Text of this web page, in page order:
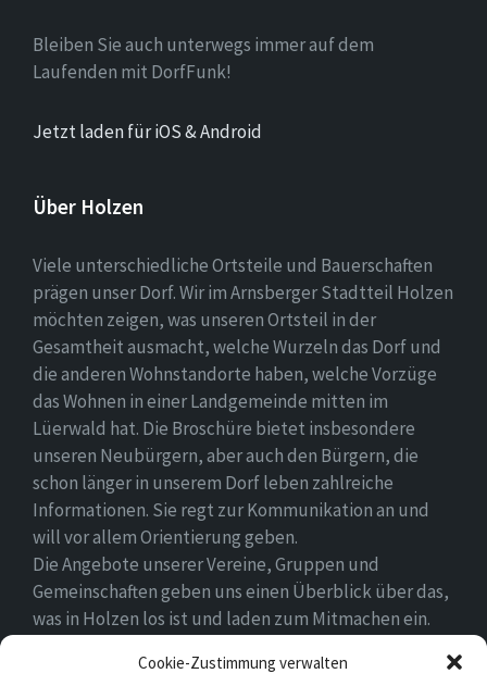
Cookie-Zustimmung verwalten
Bleiben Sie auch unterwegs immer auf dem
Laufenden mit DorfFunk!
Jetzt laden für iOS & Android
Über Holzen
Viele unterschiedliche Ortsteile und Bauerschaften
prägen unser Dorf. Wir im Arnsberger Stadtteil Holzen
möchten zeigen, was unseren Ortsteil in der
Gesamtheit ausmacht, welche Wurzeln das Dorf und
die anderen Wohnstandorte haben, welche Vorzüge
das Wohnen in einer Landgemeinde mitten im
Lüerwald hat. Die Broschüre bietet insbesondere
unseren Neubürgern, aber auch den Bürgern, die
schon länger in unserem Dorf leben zahlreiche
Informationen. Sie regt zur Kommunikation an und
will vor allem Orientierung geben.
Die Angebote unserer Vereine, Gruppen und
Gemeinschaften geben uns einen Überblick über das,
was in Holzen los ist und laden zum Mitmachen ein.
und hoffen, dass sie sich in ihrem Umfeld wohlfühlen.